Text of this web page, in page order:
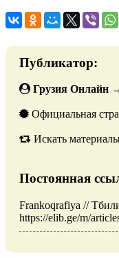
Публикатор:
Грузия Онлайн
Официальная
Искать
Постоянная
Frankoqrafiya //
https://elib.ge/m/